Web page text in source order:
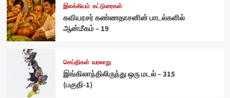
இலக்கியம் கட்டுரைகள்
கவியரசர் கண்ணதாசனின் பாடல்களில்
ஆன்மீகம் – 19
செய்திகள் வரலாறு
இங்கிலாந்திலிருந்து ஒரு மடல் – 315
(பகுதி-1)